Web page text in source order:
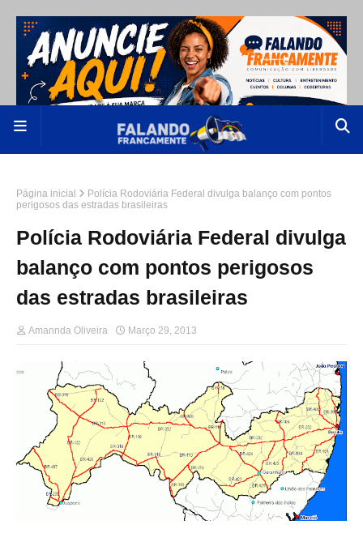
Página inicial
Polícia Rodoviária Federal divulga balanço com pontos
perigosos das estradas brasileiras
Polícia Rodoviária Federal divulga
balanço com pontos perigosos
das estradas brasileiras
Amannda Oliveira Março 29, 2013